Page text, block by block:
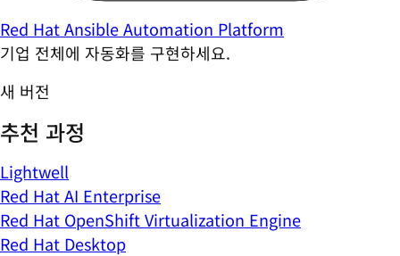
Red Hat Ansible Automation Platform
기업 전체에 자동화를 구현하세요.
새 버전
추천 과정
Lightwell
Red Hat AI Enterprise
Red Hat OpenShift Virtualization Engine
Red Hat Desktop